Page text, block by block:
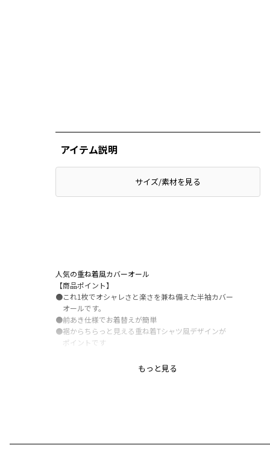
アイテム説明
サイズ/素材を見る
人気の重ね着風カバーオール
【商品ポイント】
●これ1枚でオシャレさと楽さを兼ね備えた半袖カバー
オールです。
●前あき仕様でお着替えが簡単
●裾からちらっと見える重ね着Tシャツ風デザインが
ポイントです
もっと見る